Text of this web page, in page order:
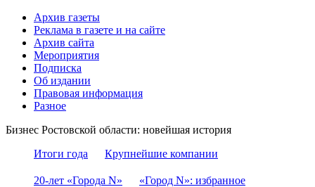
Архив газеты
Реклама в газете и на сайте
Архив сайта
Мероприятия
Подписка
Об издании
Правовая информация
Разное
Бизнес Ростовской области: новейшая история
Итоги года
Крупнейшие компании
20-лет «Города N» «Город N»: избранное